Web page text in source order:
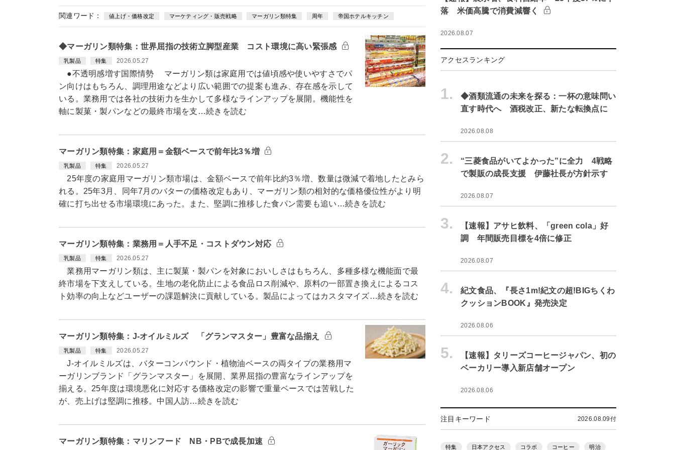
関連ワード： 値上げ・価格改定 マーケティング・販売戦略 マーガリン類特集 周年 帝国ホテルキッチン
◆マーガリン類特集：世界屈指の技術立脚型産業 コスト環境に高い緊張感
乳製品 特集 2026.05.27
●不透明感増す国際情勢 マーガリン類は家庭用では値頃感や使いやすさでパ
ン向けはもちろん、調理用途などより広い範囲での提案も進み、存在感を示して
いる。業務用では各社の技術力を生かして多様なラインアップを展開。機能性を
軸に製菓・製パンなどの最終市場を支…続きを読む
マーガリン類特集：家庭用＝金額ベースで前年比3％増
乳製品 特集 2026.05.27
25年度の家庭用マーガリン類市場は、金額ベースで前年比約3％増、数量は微減で着地したとみら
れる。25年3月、同年7月のバターの価格改定もあり、マーガリン類の相対的な価格優位性がより明
確に打ち出せる市場環境にあった。また、堅調に推移した食パン需要も追い…続きを読む
マーガリン類特集：業務用＝人手不足・コストダウン対応
乳製品 特集 2026.05.27
業務用マーガリン類は、主に製菓・製パンを対象においしさはもちろん、多種多様な機能面で最
終市場を下支えしている。生地の老化防止による食品ロス削減や、原料の一部置き換えによるコス
ト効率の向上などユーザーの課題解決に貢献している。製品によってはカスタマイズ…続きを読む
マーガリン類特集：J-オイルミルズ 「グランマスター」豊富な品揃え
乳製品 特集 2026.05.27
J-オイルミルズは、バターコンパウンド・植物油ベースの両タイプの業務用マ
ーガリンブランド「グランマスター」を展開、業界屈指の豊富なラインアップを
揃える。25年度は環境悪化に対応する価格改定の影響で重量ベースでは苦戦した
が、売上げは堅調に推移。中国人訪…続きを読む
マーガリン類特集：マリンフード NB・PBで成長加速
落 米価高騰で消費減響く
2026.08.07
アクセスランキング
1.
◆酒類流通の未来を探る：一杯の意味問い
直す時代へ 酒税改正、新たな転換点に
2026.08.08
2.
“三菱食品がいてよかった”に全力 4戦略
で製販の成長支援 伊藤社長が方針示す
2026.08.07
3.
【速報】アサヒ飲料、「green cola」好
調 年間販売目標を4倍に修正
2026.08.07
4.
紀文食品、『長さ1m!紀文の超!BIGちくわ
クッションBOOK』発売決定
2026.08.06
5.
【速報】タリーズコーヒージャパン、初の
ベーカリー導入新店舗オープン
2026.08.06
注目キーワード 2026.08.09付
特集 日本アクセス コラボ コーヒー 明治